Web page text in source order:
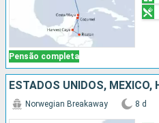
Pensão completa
Norwegian Breakaway 8 d